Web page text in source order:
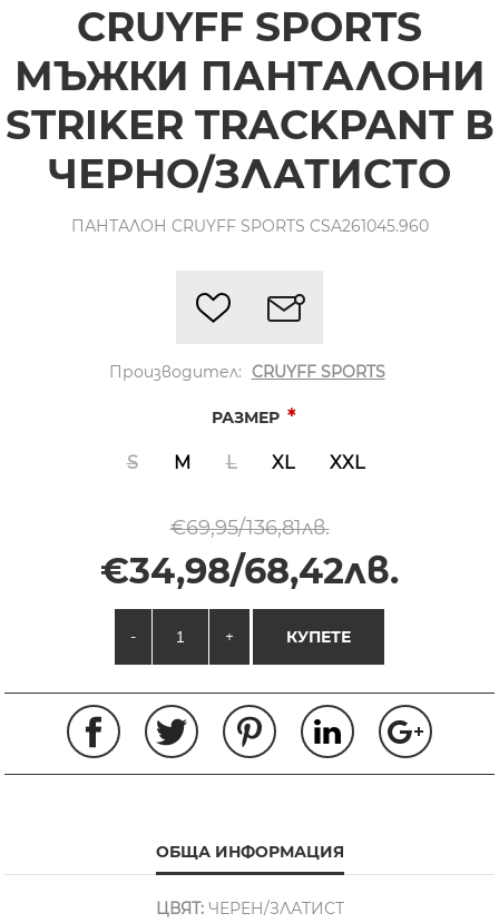
CRUYFF SPORTS
МЪЖКИ ПАНТАЛОНИ
STRIKER TRACKPANT В
ЧЕРНО/ЗЛАТИСТО
ПАНТАЛОН CRUYFF SPORTS CSA261045.960
Производител: CRUYFF SPORTS
РАЗМЕР *
S M L XL XXL
€69,95/136,81лв.
€34,98/68,42лв.
- + КУПЕТЕ
ОБЩА ИНФОРМАЦИЯ
ЦВЯТ:ЧЕРЕН/ЗЛАТИСТ